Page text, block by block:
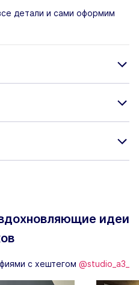
детали и сами оформим
идеи
с хештегом @studio_a3_